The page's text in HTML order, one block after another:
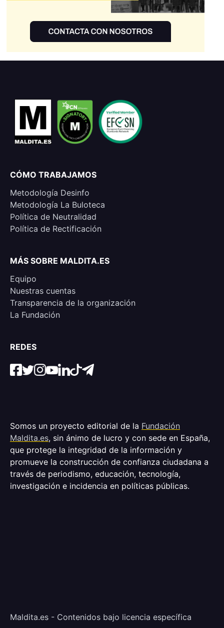
CÓMO TRABAJAMOS
Metodología Desinfo
Metodología La Buloteca
Política de Neutralidad
Política de Rectificación
MÁS SOBRE MALDITA.ES
Equipo
Nuestras cuentas
Transparencia de la organización
La Fundación
REDES
Somos un proyecto editorial de la Fundación
Maldita.es, sin ánimo de lucro y con sede en España,
que protege la integridad de la información y
promueve la construcción de confianza ciudadana a
través de periodismo, educación, tecnología,
investigación e incidencia en políticas públicas.
Maldita.es - Contenidos bajo licencia específica